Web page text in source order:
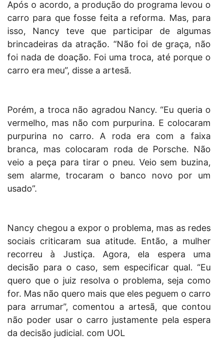
Após o acordo, a produção do programa levou o
carro para que fosse feita a reforma. Mas, para
isso, Nancy teve que participar de algumas
brincadeiras da atração. “Não foi de graça, não
foi nada de doação. Foi uma troca, até porque o
carro era meu”, disse a artesã.
Porém, a troca não agradou Nancy. “Eu queria o
vermelho, mas não com purpurina. E colocaram
purpurina no carro. A roda era com a faixa
branca, mas colocaram roda de Porsche. Não
veio a peça para tirar o pneu. Veio sem buzina,
sem alarme, trocaram o banco novo por um
usado”.
Nancy chegou a expor o problema, mas as redes
sociais criticaram sua atitude. Então, a mulher
recorreu à Justiça. Agora, ela espera uma
decisão para o caso, sem especificar qual. “Eu
quero que o juiz resolva o problema, seja como
for. Mas não quero mais que eles peguem o carro
para arrumar”, comentou a artesã, que contou
não poder usar o carro justamente pela espera
da decisão judicial. com UOL